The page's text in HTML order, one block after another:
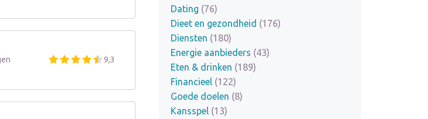
9,3
Dating (76)
Dieet en gezondheid (176)
Diensten (180)
Energie aanbieders (43)
Eten & drinken (189)
Financieel (122)
Goede doelen (8)
Kansspel (13)